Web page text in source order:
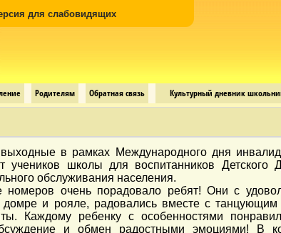
для слабовидящих
Родителям Обратная связь Культурный дневник
в рамках Международного дня
учеников школы для воспитанников Детского
обслуживания населения.
номеров очень порадовало ребят! Они с
и рояле, радовались вместе с
Каждому ребенку с особенностями
и обмен радостными эмоциями! В